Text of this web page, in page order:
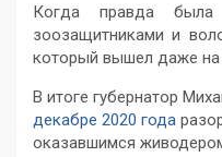
Когда правда была
зоозащитниками и
который вышел даже
В итоге губернатор
декабре 2020 года
оказавшимся